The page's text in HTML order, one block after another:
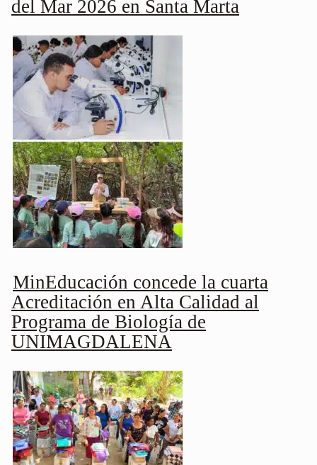
del Mar 2026 en Santa Marta
MinEducación concede la cuarta
Acreditación en Alta Calidad al
Programa de Biología de
UNIMAGDALENA